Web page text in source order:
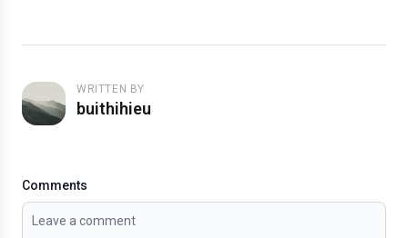
WRITTEN BY
buithihieu
Comments